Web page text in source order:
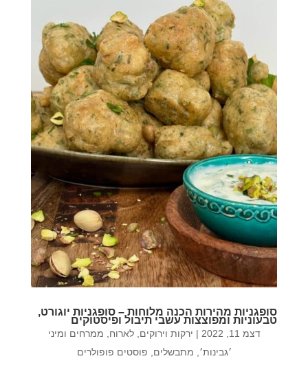
סופגניות מהירות הכנה מלוחות – סופגניות יוגורט,
טבעוניות ומפוצצות עשבי תיבול ופיסטוקים
דצמ 11, 2022 | ירקות וירוקים ,לארוח
ממרחים ומיני
׳גבינות׳
מתבשלים פוסטים פופולרים